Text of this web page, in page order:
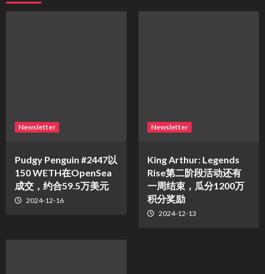
Newsletter
Pudgy Penguin #2447以
150 WETH在OpenSea
成交，约合59.5万美元
2024-12-16
Newsletter
King Arthur: Legends
Rise第二阶段活动还有
一周结束，瓜分1200万
积分奖励
2024-12-13